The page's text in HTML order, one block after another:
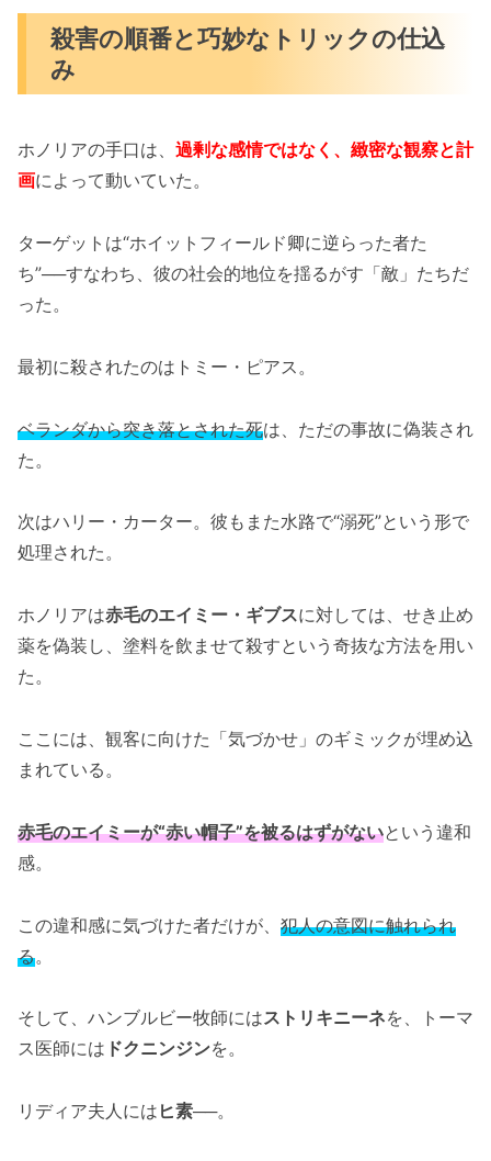
殺害の順番と巧妙なトリックの仕込
み
ホノリアの手口は、 過剰な感情ではなく、緻密な観察と計
画によって動いていた。
ターゲットは“ホイットフィールド卿に逆らった者た
ち”──すなわち、彼の社会的地位を揺るがす「敵」たちだ
った。
最初に殺されたのはトミー・ピアス。
ベランダから突き落とされた死は、ただの事故に偽装され
た。
次はハリー・カーター。彼もまた水路で“溺死”という形で
処理された。
ホノリアは赤毛のエイミー・ギブスに対しては、せき止め
薬を偽装し、塗料を飲ませて殺すという奇抜な方法を用い
た。
ここには、観客に向けた「気づかせ」のギミックが埋め込
まれている。
赤毛のエイミーが“赤い帽子”を被るはずがないという違和
感。
この違和感に気づけた者だけが、 犯人の意図に触れられ
る。
そして、ハンブルビー牧師にはストリキニーネを、トーマ
ス医師には ドクニンジンを。
リディア夫人には ヒ素──。